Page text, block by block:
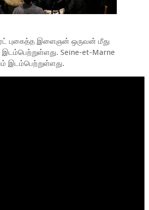
புகைத்த இளைஞன் ஒருவன் மீது
இடம்பெற்றுள்ளது. Seine-et-Marne
இடம்பெற்றுள்ளது.